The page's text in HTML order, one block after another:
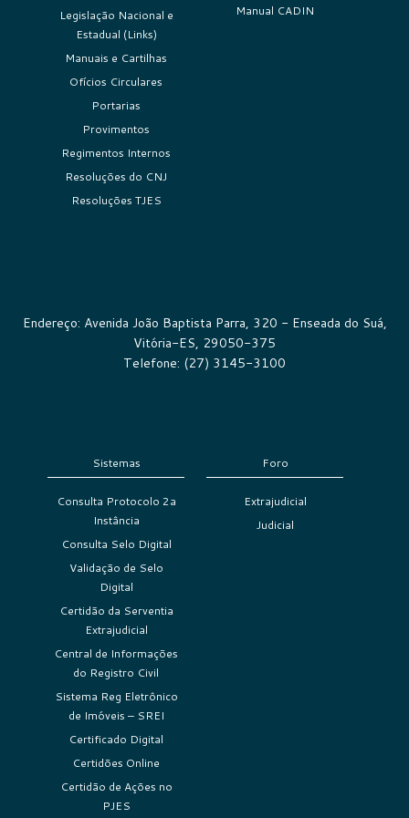
Legislação Nacional e
Estadual (Links)
Manuais e Cartilhas
Ofícios Circulares
Portarias
Provimentos
Regimentos Internos
Resoluções do CNJ
Resoluções TJES
Manual CADIN
Endereço: Avenida João Baptista Parra, 320 - Enseada do Suá,
Vitória-ES, 29050-375
Telefone: (27) 3145-3100
Sistemas
Consulta Protocolo 2a
Instância
Consulta Selo Digital
Validação de Selo
Digital
Certidão da Serventia
Extrajudicial
Central de Informações
do Registro Civil
Sistema Reg Eletrônico
de Imóveis – SREI
Certificado Digital
Certidões Online
Certidão de Ações no
PJES
Foro
Extrajudicial
Judicial